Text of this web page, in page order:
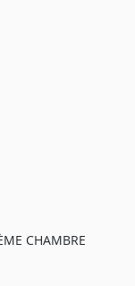
CHAMBRE